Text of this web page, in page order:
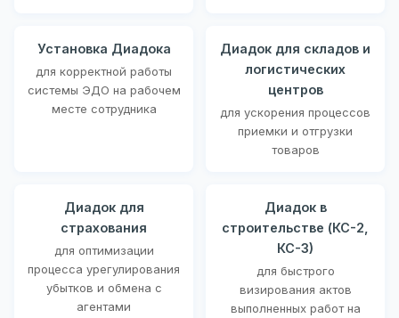
Установка Диадока
для корректной работы
системы ЭДО на рабочем
месте сотрудника
Диадок для складов и
логистических
центров
для ускорения процессов
приемки и отгрузки
товаров
Диадок для
страхования
для оптимизации
процесса урегулирования
убытков и обмена с
агентами
Диадок в
строительстве (КС-2,
КС-3)
для быстрого
визирования актов
выполненных работ на